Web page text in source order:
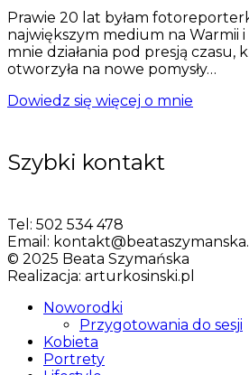
Prawie 20 lat byłam
największym medium na Warmii i
mnie działania pod presją czasu,
otworzyła na nowe pomysły…
Dowiedz się więcej o mnie
Szybki kontakt
Tel: 502 534 478
Email:
© 2025 Beata Szymańska
Realizacja: arturkosinski.pl
Noworodki
Przygotowania do sesji
Kobieta
Portrety